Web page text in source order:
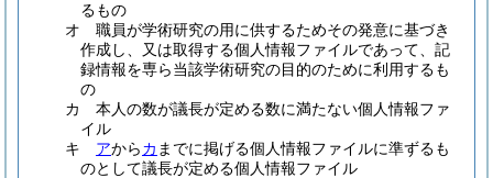
るもの
オ
職員が学術研究の用に供するためその発意に基づき
作成し、又は取得する個人情報ファイルであって、記
録情報を専ら当該学術研究の目的のために利用するも
の
カ
本人の数が議長が定める数に満たない個人情報ファ
イル
キ
アからカ までに掲げる個人情報ファイルに準ずるも
のとして議長が定める個人情報ファイル